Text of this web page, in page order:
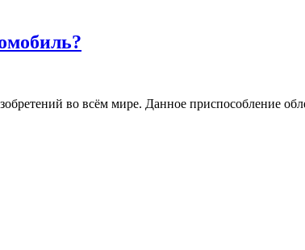
во всём мире. Данное приспособление